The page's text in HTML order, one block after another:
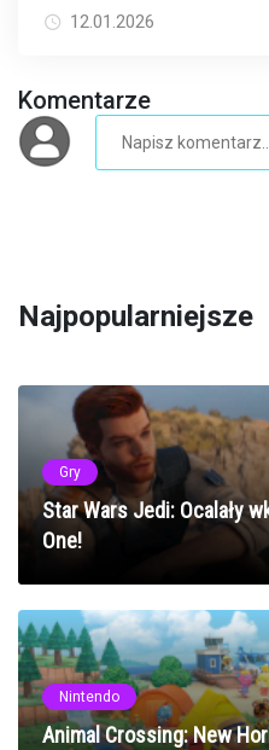
12.01.2026
Komentarze
Najpopularniejsze
Gry
Star Wars Jedi: Ocalały
One!
Nintendo
Animal Crossing: New